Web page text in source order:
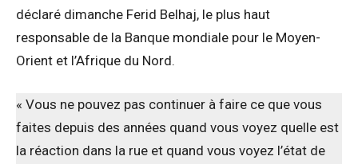
déclaré dimanche Ferid Belhaj, le plus haut
responsable de la Banque mondiale pour le Moyen-
Orient et l’Afrique du Nord.
« Vous ne pouvez pas continuer à faire ce que vous
faites depuis des années quand vous voyez quelle est
la réaction dans la rue et quand vous voyez l’état de